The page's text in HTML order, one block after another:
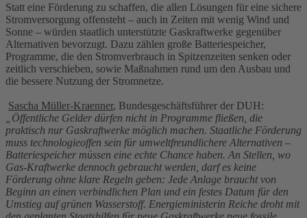
Statt eine Förderung zu schaffen, die allen Lösungen für eine sichere
Stromversorgung offensteht – auch in Zeiten mit wenig Wind und
Sonne – würden staatlich unterstützte Gaskraftwerke gegenüber
Alternativen bevorzugt. Dazu zählen große Batteriespeicher,
Programme, die den Stromverbrauch in Spitzenzeiten senken oder
zeitlich verschieben, sowie Maßnahmen rund um den Ausbau und
die bessere Nutzung der Stromnetze.
Sascha Müller-Kraenner, Bundesgeschäftsführer der DUH:
„Öffentliche Gelder dürfen nicht in Programme fließen, die
praktisch nur Gaskraftwerke möglich machen. Staatliche Förderung
muss technologieoffen sein für umweltfreundlichere Alternativen –
Batteriespeicher müssen eine echte Chance haben. An Stellen, wo
Gas-Kraftwerke dennoch gebraucht werden, darf es keine
Förderung ohne klare Regeln geben: Jede Anlage braucht von
Beginn an einen verbindlichen Plan und ein festes Datum für den
Umstieg auf grünen Wasserstoff. Energieministerin Reiche droht mit